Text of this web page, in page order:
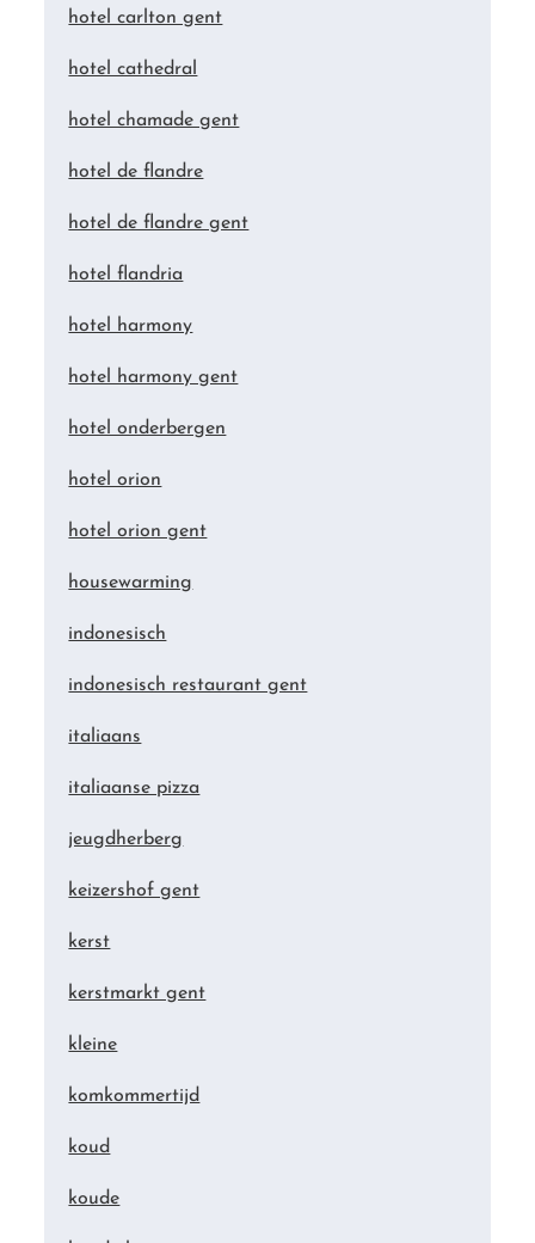
hotel carlton gent
hotel cathedral
hotel chamade gent
hotel de flandre
hotel de flandre gent
hotel flandria
hotel harmony
hotel harmony gent
hotel onderbergen
hotel orion
hotel orion gent
housewarming
indonesisch
indonesisch restaurant gent
italiaans
italiaanse pizza
jeugdherberg
keizershof gent
kerst
kerstmarkt gent
kleine
komkommertijd
koud
koude